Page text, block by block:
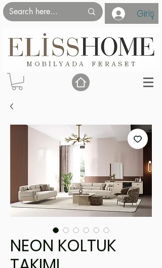
Giriş
NEON KOLTUK